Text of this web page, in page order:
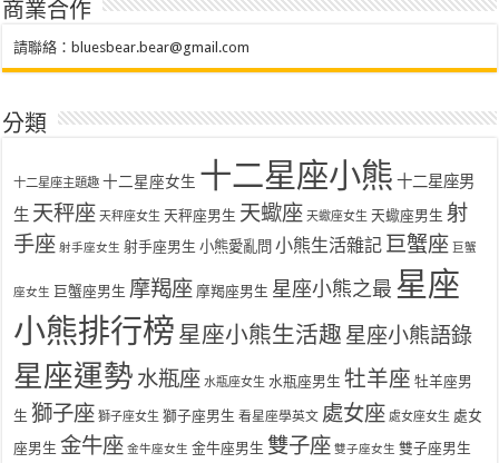
商業合作
請聯絡： bluesbear.bear@gmail.com
分類
十二星座主題趣 十二星座女生 十二星座小熊 十二星座男
生 天秤座 天秤座女生 天秤座男生 天蠍座 天蠍座女生 天蠍座男生 射
手座 射手座女生 射手座男生 小熊愛亂問 小熊生活雜記 巨蟹座 巨蟹
座女生 巨蟹座男生 摩羯座 摩羯座男生 星座小熊之最 星座
小熊排行榜 星座小熊生活趣 星座小熊語錄
星座運勢 水瓶座 水瓶座女生 水瓶座男生 牡羊座 牡羊座男
生 獅子座 獅子座女生 獅子座男生 看星座學英文 處女座 處女座女生 處女
座男生 金牛座 金牛座女生 金牛座男生 雙子座 雙子座女生 雙子座男生